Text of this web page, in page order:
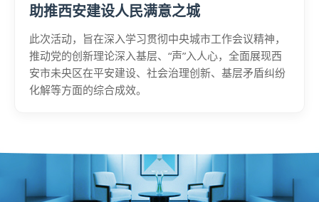
助推西安建设人民满意之城
此次活动，旨在深入学习贯彻中央城市工作会议精神，
推动党的创新理论深入基层、“声”入人心，全面展现西
安市未央区在平安建设、社会治理创新、基层矛盾纠纷
化解等方面的综合成效。